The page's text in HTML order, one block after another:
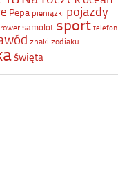
Pepa pieniążki pojazdy
rower samolot sport telefon
znaki zodiaku
święta